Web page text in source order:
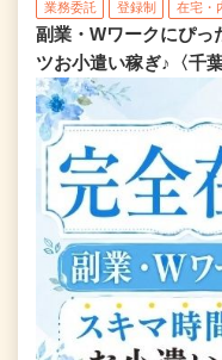
業務委託 登録制 在宅・
副業・Wワークにぴっ
ツお小遣い稼ぎ♪〈千葉